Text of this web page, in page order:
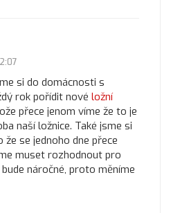
si do domácnosti s
rok pořídit nové ložní
přece jenom víme že to je
naší ložnice. Také jsme si
že se jednoho dne přece
muset rozhodnout pro
náročné, proto měníme